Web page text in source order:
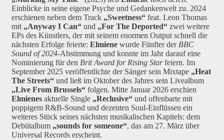
Einblicke in seine eigene Psyche und Gedankenwelt zu. 2024
erschienen neben dem Track „Sweetness“ feat. Leon Thomas
mit „Anyway I Can“ und „For The Deported“ zwei weitere
EPs des Künstlers, der mit seinem enormen Output schnell die
nächsten Erfolge feierte: Elmiene wurde Fünfter der BBC
Sound of 2024-Abstimmung und konnte im Jahr darauf eine
Nominierung für den Brit Award for Rising Starfeiern. Im
September 2025 veröffentlichte der Sänger sein Mixtape „Heat
The Streets“ und ließ im Oktober des Jahres sein Livealbum
„Live From Brussels“ folgen. Mitte Januar 2026 erschien
Elmienes aktuelle Single „Reclusive“ und offenbarte mit
poppigem R&B-Sound und dezenten Soul-Einflüssen ein
weiteres Stück seines nächsten musikalischen Kapitels: dem
Debütalbum „sounds for someone“, das am 27. März über
Universal Records erscheint.